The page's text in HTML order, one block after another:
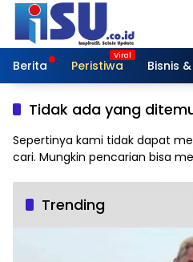
Langsung
konten
Berita
Peristiwa Bisnis
Tidak ada yang
Sepertinya kami tidak dapat
cari. Mungkin pencarian bisa
Trending